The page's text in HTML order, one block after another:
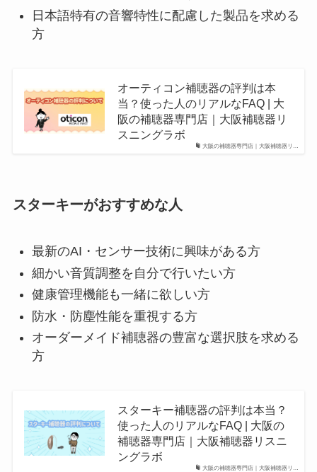
日本語特有の音響特性に配慮した製品を求める
方
大阪の補聴器専門店｜大阪補聴器リ…
オーティコン補聴器の評判は本
当？使った人のリアルなFAQ | 大
阪の補聴器専門店｜大阪補聴器リ
スニングラボ
スターキーがおすすめな人
最新のAI・センサー技術に興味がある方
細かい音質調整を自分で行いたい方
健康管理機能も一緒に欲しい方
防水・防塵性能を重視する方
オーダーメイド補聴器の豊富な選択肢を求める
方
大阪の補聴器専門店｜大阪補聴器リ…
スターキー補聴器の評判は本当？
使った人のリアルなFAQ | 大阪の
補聴器専門店｜大阪補聴器リスニ
ングラボ